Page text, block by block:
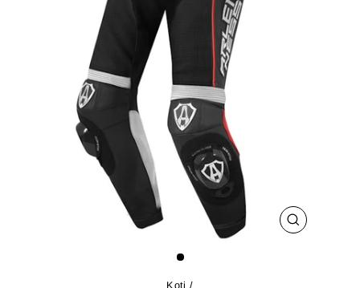
SULJE
Koti /